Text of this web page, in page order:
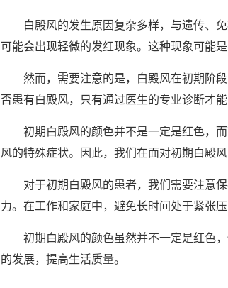
白殿风的发生原因复杂多样，与遗传、免
可能会出现轻微的发红现象。这种现象可能
然而，需要注意的是，白殿风在初期阶段
否患有白殿风，只有通过医生的专业诊断才能
初期白殿风的颜色并不是一定是红色，而
风的特殊症状。因此，我们在面对初期白殿
对于初期白殿风的患者，我们需要注意保
力。在工作和家庭中，避免长时间处于紧张
初期白殿风的颜色虽然并不一定是红色，
的发展，提高生活质量。